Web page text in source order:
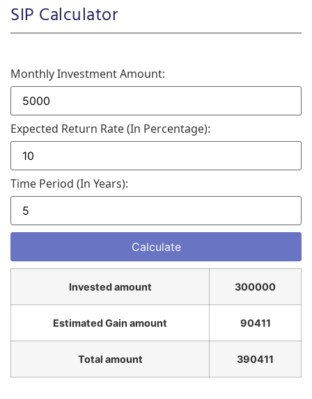
SIP Calculator
Monthly Investment Amount:
Expected Return Rate (in Percentage):
Time Period (in Years):
Invested amount 300000
Estimated Gain amount 90411
Total amount 390411